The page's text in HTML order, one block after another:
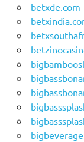
betxde.com